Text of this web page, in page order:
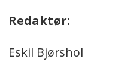
Redaktør:
Eskil Bjørshol